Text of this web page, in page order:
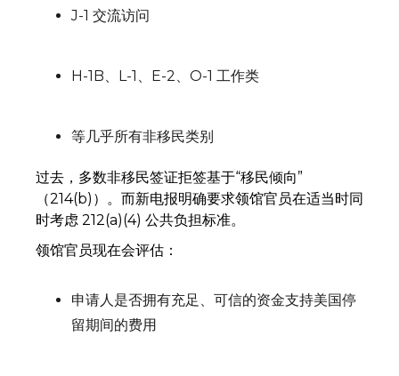
J-1 交流访问
H-1B、L-1、E-2、O-1 工作类
等几乎所有非移民类别
过去，多数非移民签证拒签基于“移民倾向”
（214(b)）。而新电报明确要求领馆官员在适当时同
时考虑 212(a)(4) 公共负担标准。
领馆官员现在会评估：
申请人是否拥有充足、可信的资金支持美国停
留期间的费用